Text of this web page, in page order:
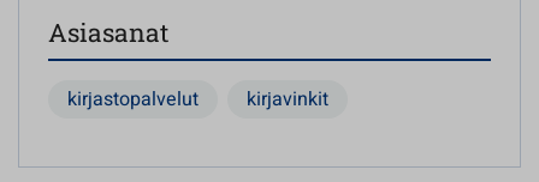
Asiasanat
kirjastopalvelut kirjavinkit